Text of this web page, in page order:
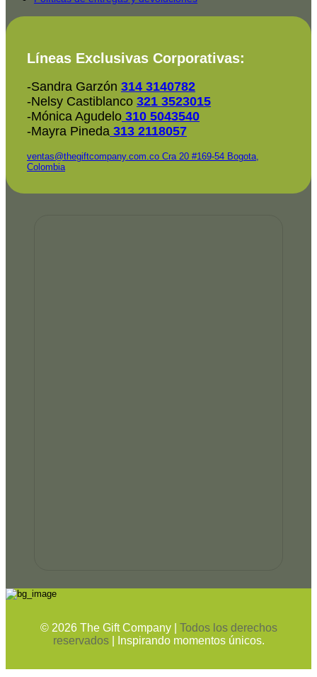
Líneas Exclusivas Corporativas:
-Sandra Garzón 314 3140782
-Nelsy Castiblanco 321 3523015
-Mónica Agudelo 310 5043540
-Mayra Pineda 313 2118057
ventas@thegiftcompany.com.co Cra 20 #169-54 Bogota,
Colombia
© 2026The Gift Company | Todos los derechos
reservados
| Inspirando momentos únicos.